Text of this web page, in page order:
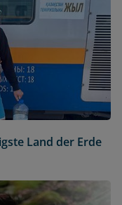
Land der Erde